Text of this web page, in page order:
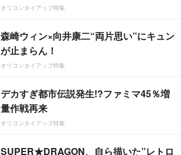
オリコンタイアップ特集
森崎ウィン×向井康二“両片思い”にキュン
が止まらん！
オリコンタイアップ特集
デカすぎ都市伝説発生!?ファミマ45％増
量作戦再来
オリコンタイアップ特集
SUPER★DRAGON、自ら描いた”レトロ